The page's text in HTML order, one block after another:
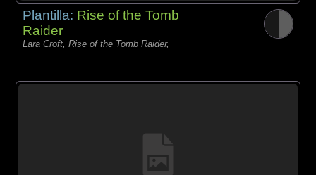
Plantilla: Rise of the Tomb
Raider
Lara Croft, Rise of the Tomb Raider,